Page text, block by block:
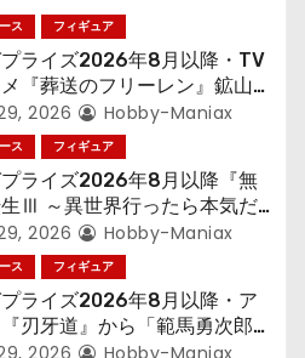
ス フィギュア
ライズ2026年8月以降・TV
『葬送のフリーレン』鉱山で
働くことになっっちゃった
ーレン」を立体化！
2026 Hobby-Maniax
ス フィギュア
ライズ2026年8月以降『無
Ⅲ ～異世界行ったら本気だ
から「ロキシー」のフィギュ
場！
2026 Hobby-Maniax
ス フィギュア
ライズ2026年8月以降・ア
刃牙道』から「範馬勇次郎」
ッッ!!
2026 Hobby-Maniax